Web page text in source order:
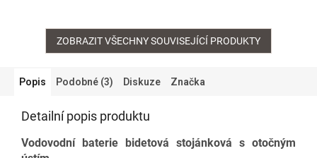
ZOBRAZIT VŠECHNY SOUVISEJÍCÍ PRODUKTY
Popis Podobné (3) Diskuze Značka
Detailní popis produktu
Vodovodní baterie bidetová stojánková s otočným